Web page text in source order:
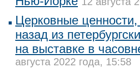
Церковные
назад из
на выставке в
августа 2022 года, 15:58